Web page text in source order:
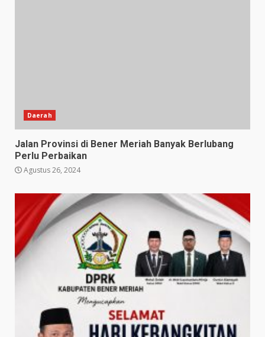
Daerah
Jalan Provinsi di Bener Meriah Banyak Berlubang
Perlu Perbaikan
Agustus 26, 2024